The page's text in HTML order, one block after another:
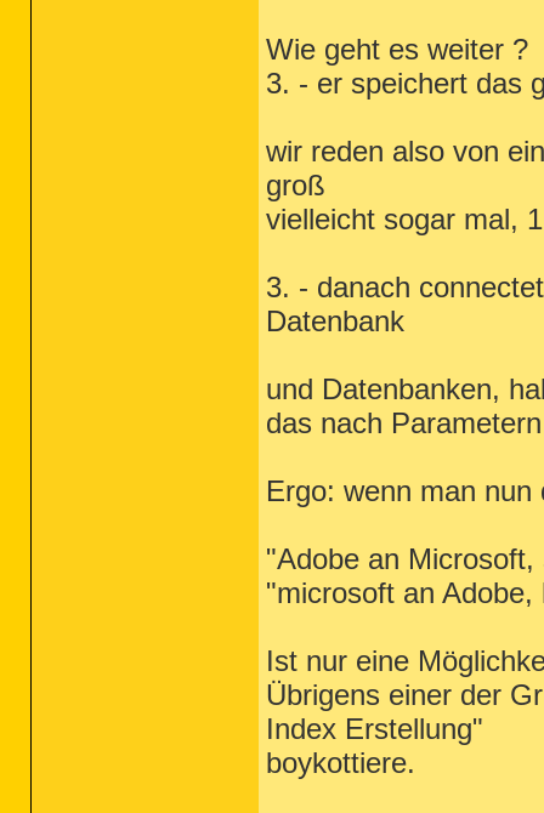
Wie geht es weiter ?
3. - er speichert das
wir reden also von
groß
vielleicht sogar mal,
3. - danach
Datenbank
und Datenbanken,
das nach
Ergo: wenn man
"Adobe an
"microsoft an
Ist nur eine
Übrigens einer der
Index Erstellung"
boykottiere.